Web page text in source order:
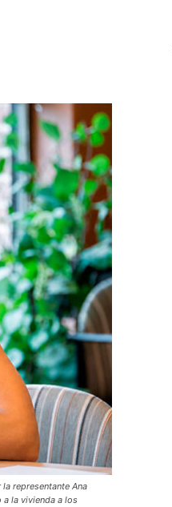
representante Ana
la vivienda a los